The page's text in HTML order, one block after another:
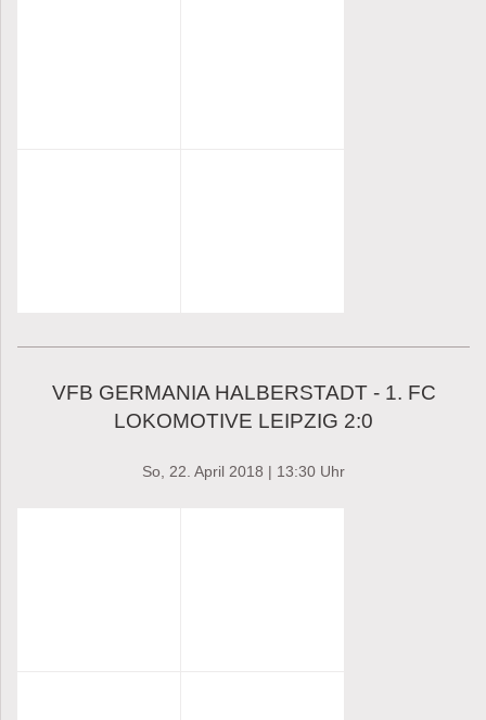
VFB GERMANIA HALBERSTADT - 1. FC
LOKOMOTIVE LEIPZIG 2:0
So, 22. April 2018 | 13:30 Uhr